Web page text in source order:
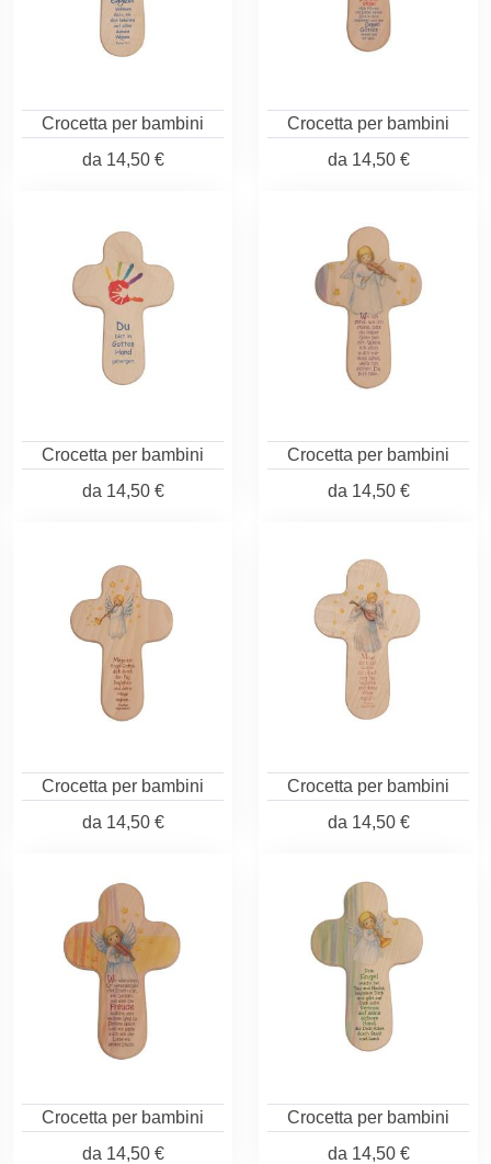
Crocetta per bambini
da 14,50 €
Crocetta per bambini
da 14,50 €
Crocetta per bambini
da 14,50 €
Crocetta per bambini
da 14,50 €
Crocetta per bambini
da 14,50 €
Crocetta per bambini
da 14,50 €
Crocetta per bambini
da 14,50 €
Crocetta per bambini
da 14,50 €